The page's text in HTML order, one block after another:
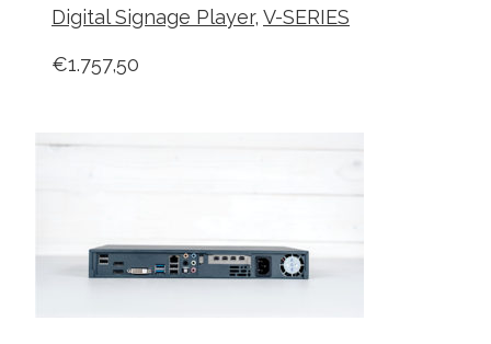
Digital Signage Player, V-SERIES
€1.757,50